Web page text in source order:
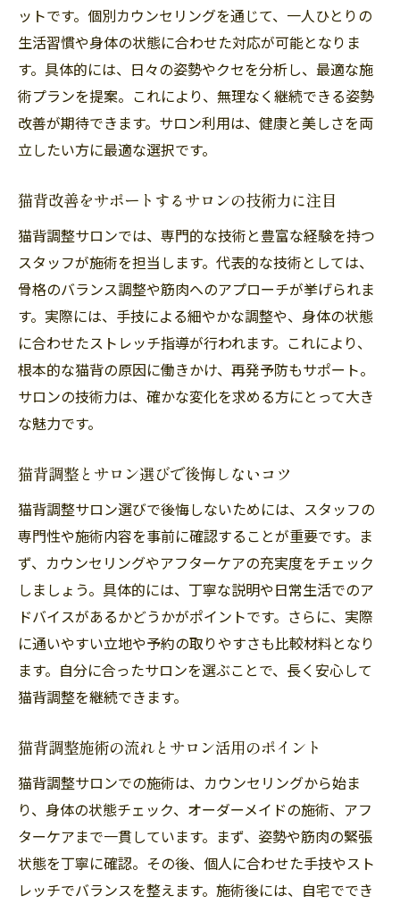
ットです。個別カウンセリングを通じて、一人ひとりの
生活習慣や身体の状態に合わせた対応が可能となりま
す。具体的には、日々の姿勢やクセを分析し、最適な施
術プランを提案。これにより、無理なく継続できる姿勢
改善が期待できます。サロン利用は、健康と美しさを両
立したい方に最適な選択です。
猫背改善をサポートするサロンの技術力に注目
猫背調整サロンでは、専門的な技術と豊富な経験を持つ
スタッフが施術を担当します。代表的な技術としては、
骨格のバランス調整や筋肉へのアプローチが挙げられま
す。実際には、手技による細やかな調整や、身体の状態
に合わせたストレッチ指導が行われます。これにより、
根本的な猫背の原因に働きかけ、再発予防もサポート。
サロンの技術力は、確かな変化を求める方にとって大き
な魅力です。
猫背調整とサロン選びで後悔しないコツ
猫背調整サロン選びで後悔しないためには、スタッフの
専門性や施術内容を事前に確認することが重要です。ま
ず、カウンセリングやアフターケアの充実度をチェック
しましょう。具体的には、丁寧な説明や日常生活でのア
ドバイスがあるかどうかがポイントです。さらに、実際
に通いやすい立地や予約の取りやすさも比較材料となり
ます。自分に合ったサロンを選ぶことで、長く安心して
猫背調整を継続できます。
猫背調整施術の流れとサロン活用のポイント
猫背調整サロンでの施術は、カウンセリングから始ま
り、身体の状態チェック、オーダーメイドの施術、アフ
ターケアまで一貫しています。まず、姿勢や筋肉の緊張
状態を丁寧に確認。その後、個人に合わせた手技やスト
レッチでバランスを整えます。施術後には、自宅ででき